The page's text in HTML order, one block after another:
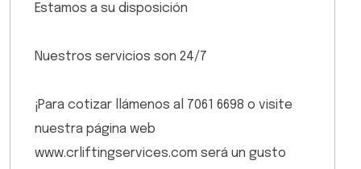
Estamos a su disposición
Nuestros servicios son 24/7
¡Para cotizar llámenos al 7061 6698 o visite
nuestra página web
www.crliftingservices.com será un gusto